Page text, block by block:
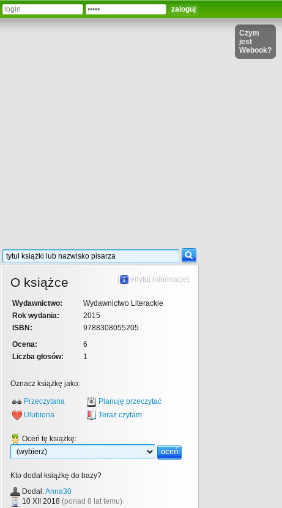
Czym
jest
Webook?
[ edytuj informacje]
O książce
Wydawnictwo:
Wydawnictwo Literackie
Rok wydania:
2015
ISBN:
9788308055205
Ocena:
6
Liczba głosów:
1
Oznacz książkę jako:
Przeczytana
Planuję przeczytać
Ulubiona
Teraz czytam
Oceń tę książkę:
Kto dodał książkę do bazy?
Dodał:Anna30
10 XII 2018 (ponad 8 lat temu)